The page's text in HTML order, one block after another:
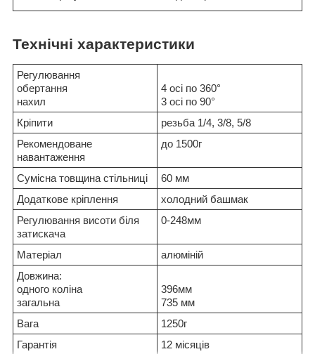
Технічні характеристики
Регулювання
обертання
нахил
4 осі по 360°
3 осі по 90°
Кріпити
резьба 1/4, 3/8, 5/8
Рекомендоване
навантаження
до 1500г
Сумісна товщина стільниці
60 мм
Додаткове кріплення
холодний башмак
Регулювання висоти біля
затискача
0-248мм
Матеріал
алюміній
Довжина:
одного коліна
загальна
396мм
735 мм
Вага
1250г
Гарантія
12 місяців